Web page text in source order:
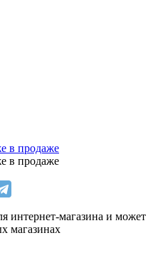
в продаже
в продаже
интернет-магазина и может
магазинах